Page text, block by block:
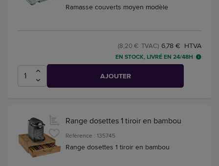
Ramasse couverts moyen modèle
6,78 € HTVA
(8,20 € TVAC)
EN STOCK, LIVRÉ EN 24/48H
AJOUTER
Range dosettes 1 tiroir en bambou
Référence : 135745
Range dosettes 1 tiroir en bambou